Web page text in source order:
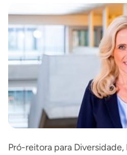
Nossa
Nossa
Pró-reitora para Diversidade,